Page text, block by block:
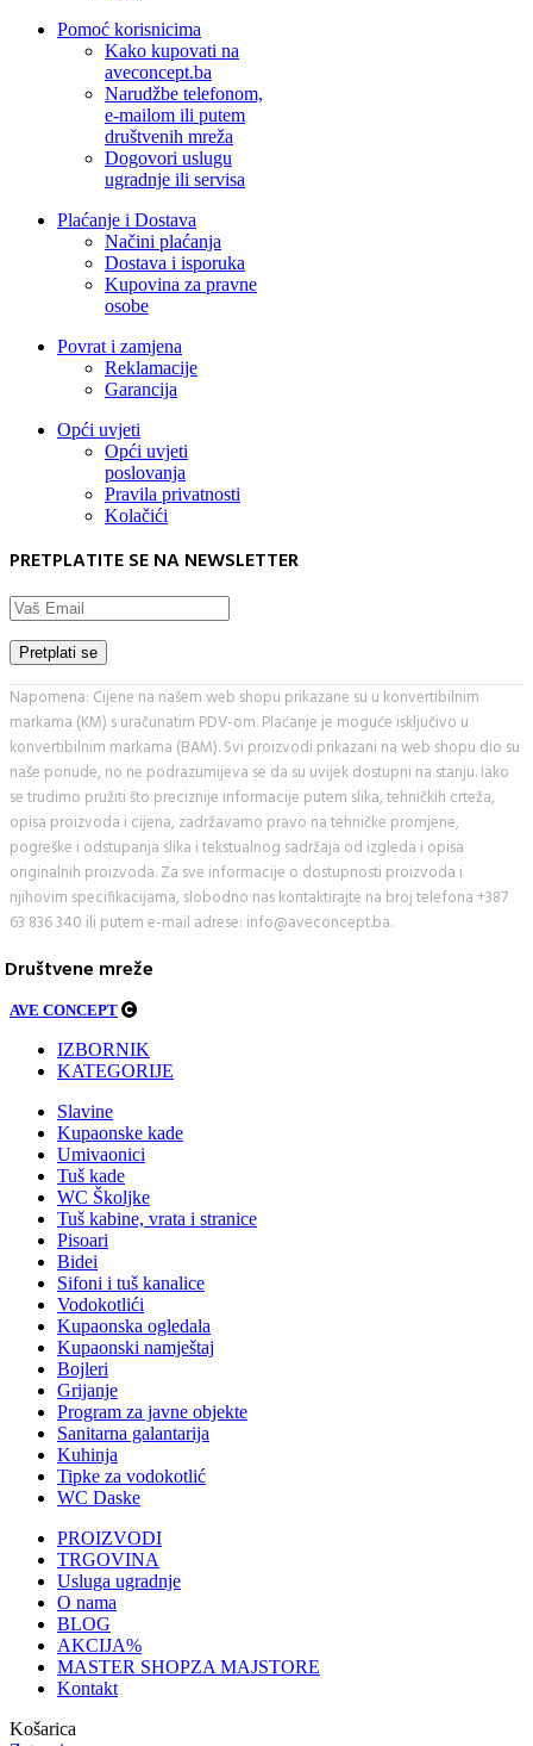
Pomoć korisnicima
Kako kupovati na
aveconcept.ba
Narudžbe telefonom,
e-mailom ili putem
društvenih mreža
Dogovori uslugu
ugradnje ili servisa
Plaćanje i Dostava
Načini plaćanja
Dostava i isporuka
Kupovina za pravne
osobe
Povrat i zamjena
Reklamacije
Garancija
Opći uvjeti
Opći uvjeti
poslovanja
Pravila privatnosti
Kolačići
PRETPLATITE SE NA NEWSLETTER
Napomena: Cijene na našem web shopu prikazane su u konvertibilnim
markama (KM) s uračunatim PDV-om. Plaćanje je moguće isključivo u
konvertibilnim markama (BAM). Svi proizvodi prikazani na web shopu dio su
naše ponude, no ne podrazumijeva se da su uvijek dostupni na stanju. Iako
se trudimo pružiti što preciznije informacije putem slika, tehničkih crteža,
opisa proizvoda i cijena, zadržavamo pravo na tehničke promjene,
pogreške i odstupanja slika i tekstualnog sadržaja od izgleda i opisa
originalnih proizvoda. Za sve informacije o dostupnosti proizvoda i
njihovim specifikacijama, slobodno nas kontaktirajte na broj telefona +387
63 836 340 ili putem e-mail adrese: info@aveconcept.ba.
Društvene mreže
AVE CONCEPT
IZBORNIK
KATEGORIJE
Slavine
Kupaonske kade
Umivaonici
Tuš kade
WC Školjke
Tuš kabine, vrata i stranice
Pisoari
Bidei
Sifoni i tuš kanalice
Vodokotlići
Kupaonska ogledala
Kupaonski namještaj
Bojleri
Grijanje
Program za javne objekte
Sanitarna galantarija
Kuhinja
Tipke za vodokotlić
WC Daske
PROIZVODI
TRGOVINA
Usluga ugradnje
O nama
BLOG
AKCIJA%
MASTER SHOPZA MAJSTORE
Kontakt
Košarica